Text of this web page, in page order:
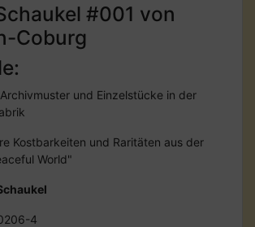
#001 von
Coburg
und Einzelstücke in der
Kostbarkeiten und Raritäten aus der
World"
4